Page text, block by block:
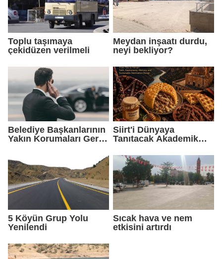
Toplu taşımaya
çekidüzen verilmeli
Meydan inşaatı durdu,
neyi bekliyor?
Belediye Başkanlarının
Yakın Korumaları Geri
Siirt'i Dünyaya
Tanıtacak Akademik
5 Köyün Grup Yolu
Yenilendi
Sıcak hava ve nem
etkisini artırdı